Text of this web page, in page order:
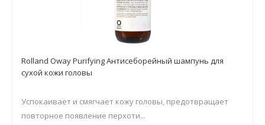
Rolland Oway Purifying Антисеборейный шампунь для
сухой кожи головы
Успокаивает и смягчает кожу головы, предотвращает
повторное появление перхоти...